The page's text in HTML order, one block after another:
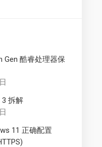
Gen 酷睿处理器保
3 拆解
11 正确配置